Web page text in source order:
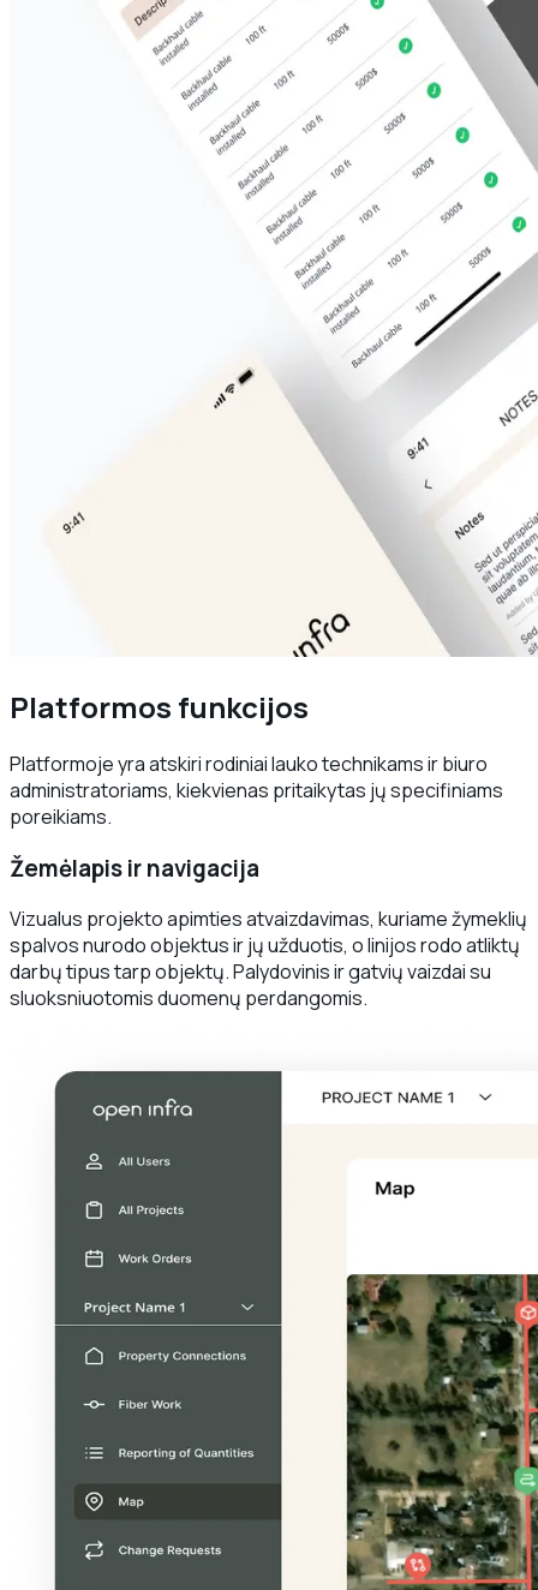
Platformos funkcijos
Platformoje yra atskiri rodiniai lauko technikams ir biuro
administratoriams, kiekvienas pritaikytas jų specifiniams
poreikiams.
Žemėlapis ir navigacija
Vizualus projekto apimties atvaizdavimas, kuriame žymeklių
spalvos nurodo objektus ir jų užduotis, o linijos rodo atliktų
darbų tipus tarp objektų. Palydovinis ir gatvių vaizdai su
sluoksniuotomis duomenų perdangomis.